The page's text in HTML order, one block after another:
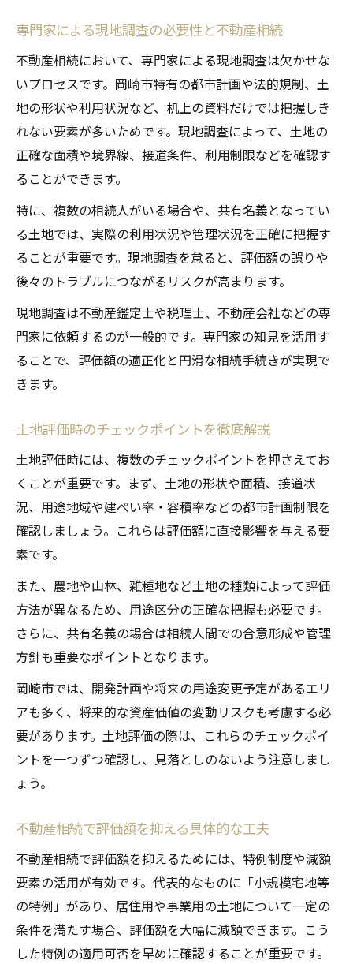
専門家による現地調査の必要性と不動産相続
不動産相続において、専門家による現地調査は欠かせな
いプロセスです。岡崎市特有の都市計画や法的規制、土
地の形状や利用状況など、机上の資料だけでは把握しき
れない要素が多いためです。現地調査によって、土地の
正確な面積や境界線、接道条件、利用制限などを確認す
ることができます。
特に、複数の相続人がいる場合や、共有名義となってい
る土地では、実際の利用状況や管理状況を正確に把握す
ることが重要です。現地調査を怠ると、評価額の誤りや
後々のトラブルにつながるリスクが高まります。
現地調査は不動産鑑定士や税理士、不動産会社などの専
門家に依頼するのが一般的です。専門家の知見を活用す
ることで、評価額の適正化と円滑な相続手続きが実現で
きます。
土地評価時のチェックポイントを徹底解説
土地評価時には、複数のチェックポイントを押さえてお
くことが重要です。まず、土地の形状や面積、接道状
況、用途地域や建ぺい率・容積率などの都市計画制限を
確認しましょう。これらは評価額に直接影響を与える要
素です。
また、農地や山林、雑種地など土地の種類によって評価
方法が異なるため、用途区分の正確な把握も必要です。
さらに、共有名義の場合は相続人間での合意形成や管理
方針も重要なポイントとなります。
岡崎市では、開発計画や将来の用途変更予定があるエリ
アも多く、将来的な資産価値の変動リスクも考慮する必
要があります。土地評価の際は、これらのチェックポイ
ントを一つずつ確認し、見落としのないよう注意しまし
ょう。
不動産相続で評価額を抑える具体的な工夫
不動産相続で評価額を抑えるためには、特例制度や減額
要素の活用が有効です。代表的なものに「小規模宅地等
の特例」があり、居住用や事業用の土地について一定の
条件を満たす場合、評価額を大幅に減額できます。こう
した特例の適用可否を早めに確認することが重要です。